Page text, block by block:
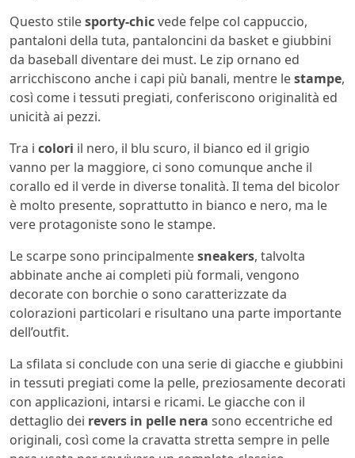
Questo stilesporty-chicvede felpe col cappuccio,
pantaloni della tuta, pantaloncini da basket e giubbini
da baseball diventare dei must. Le zip ornano ed
arricchiscono anche i capi più banali, mentre lestampe,
così come i tessuti pregiati, conferiscono originalità ed
unicità ai pezzi.
Tra i colori il nero, il blu scuro, il bianco ed il grigio
vanno per la maggiore, ci sono comunque anche il
corallo ed il verde in diverse tonalità. Il tema del bicolor
è molto presente, soprattutto in bianco e nero, ma le
vere protagoniste sono le stampe.
Le scarpe sono principalmentesneakers, talvolta
abbinate anche ai completi più formali, vengono
decorate con borchie o sono caratterizzate da
colorazioni particolari e risultano una parte importante
dell’outfit.
La sfilata si conclude con una serie di giacche e giubbini
in tessuti pregiati come la pelle, preziosamente decorati
con applicazioni, intarsi e ricami. Le giacche con il
dettaglio dei revers in pelle nera sono eccentriche ed
originali, così come la cravatta stretta sempre in pelle